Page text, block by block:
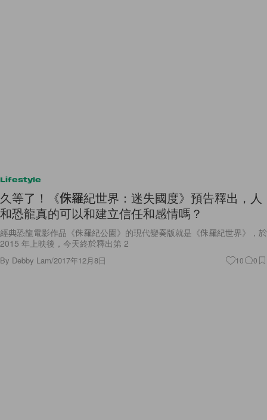
Lifestyle
久等了！《侏羅紀世界：迷失國度》預告釋出，人
和恐龍真的可以和建立信任和感情嗎？
經典恐龍電影作品《侏羅紀公園》的現代變奏版就是《侏羅紀世界》，於
2015 年上映後，今天終於釋出第 2
By Debby Lam/2017年12月8日 10 0